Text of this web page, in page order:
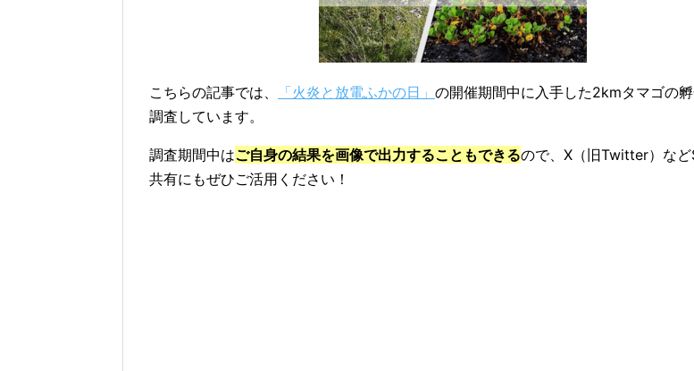
こちらの記事では、 「火炎と放電ふかの日」 の開催期間中に入手した2kmタマゴの
調査しています。
調査期間中はご自身の結果を画像で出力することもできるので、X（旧Twitter）など
共有にもぜひご活用ください！